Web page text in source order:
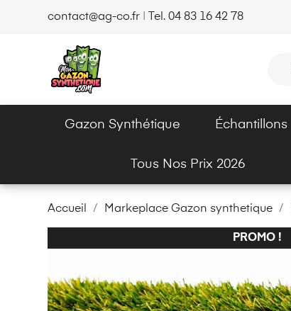
contact@ag-co.fr Tel. 04 83 16 42 78
Gazon Synthétique Échantillons
Tous Nos Prix 2026
Accueil Markeplace Gazon synthetique
PROMO !